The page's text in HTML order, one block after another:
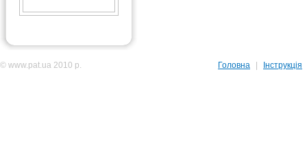
© www.pat.ua 2010 р. Головна Інструкція